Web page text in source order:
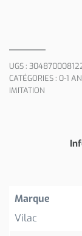
UGS :
CATÉGORIES : 0-1 AN
IMITATION
Marque
Vilac